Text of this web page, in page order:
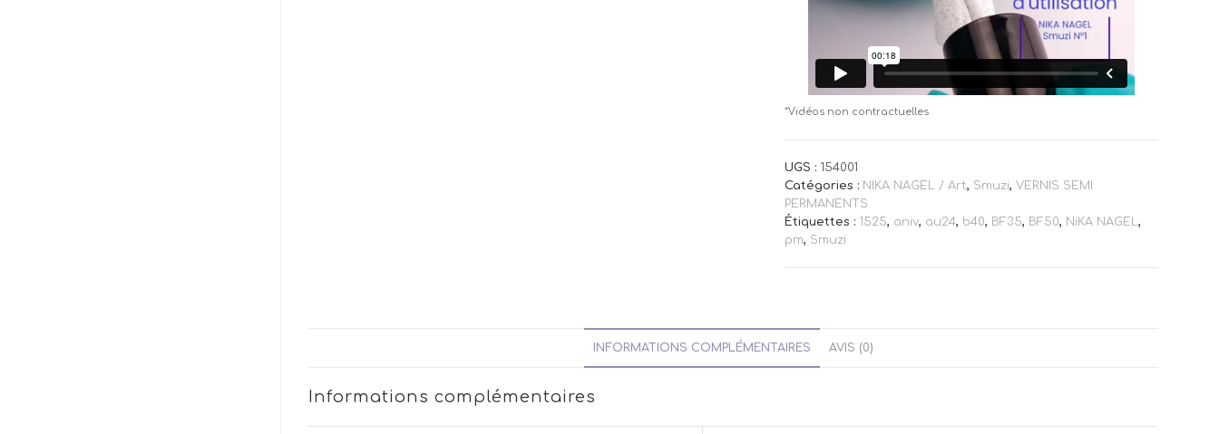
*Vidéos non contractuelles
UGS : 154001
Catégories : NIKA NAGEL / Art, Smuzi, VERNIS SEMI
PERMANENTS
Étiquettes : 1525, aniv, au24, b40, BF35, BF50, NiKA NAGEL,
pm, Smuzi
INFORMATIONS COMPLÉMENTAIRES AVIS (0)
Informations complémentaires